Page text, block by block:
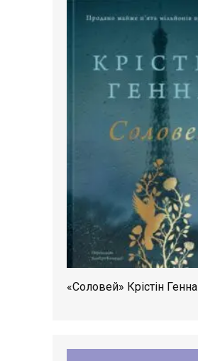
«Соловей» Крістін Генна